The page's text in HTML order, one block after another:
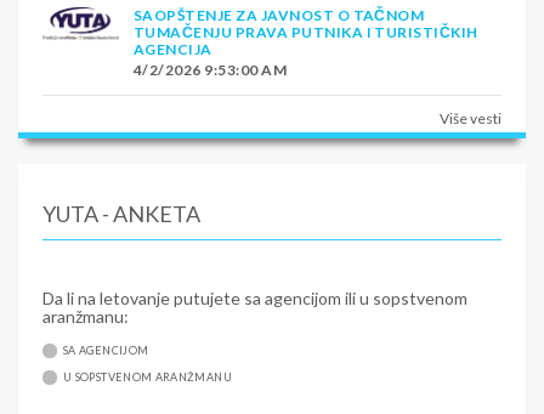
SAOPŠTENJE ZA JAVNOST O TAČNOM
TUMAČENJU PRAVA PUTNIKA I TURISTIČKIH
AGENCIJA
4/2/2026 9:53:00 AM
Više vesti
YUTA - ANKETA
Da li na letovanje putujete sa agencijom ili u sopstvenom
aranžmanu:
SA AGENCIJOM
U SOPSTVENOM ARANŽMANU